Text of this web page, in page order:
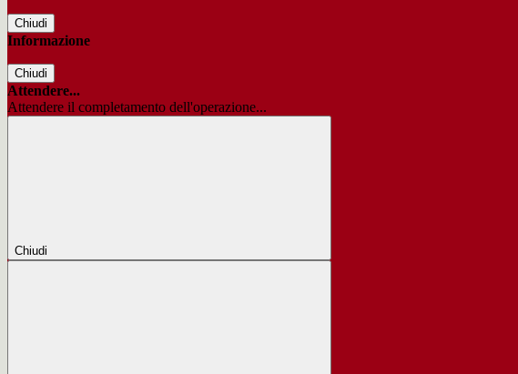
Chiudi
Informazione
Chiudi
Attendere...
Attendere il completamento dell'operazione...
Chiudi